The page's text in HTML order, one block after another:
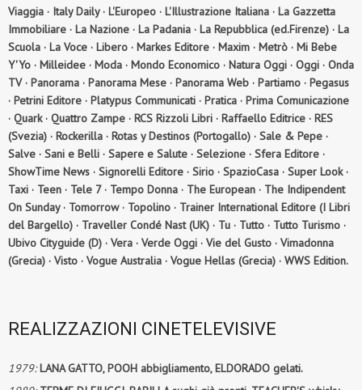
Viaggia · Italy Daily · L'Europeo · L'Illustrazione Italiana · La Gazzetta
Immobiliare · La Nazione · La Padania · La Repubblica (ed.Firenze) · La
Scuola · La Voce · Libero · Markes Editore · Maxim · Metrò · Mi Bebe
Y'Yo · Milleidee · Moda · Mondo Economico · Natura Oggi · Oggi · Onda
TV · Panorama · Panorama Mese · Panorama Web · Partiamo · Pegasus
· Petrini Editore · Platypus Communicati · Pratica · Prima Comunicazione
· Quark · Quattro Zampe · RCS Rizzoli Libri · Raffaello Editrice · RES
(Svezia) · Rockerilla · Rotas y Destinos (Portogallo) · Sale & Pepe ·
Salve · Sani e Belli · Sapere e Salute · Selezione · Sfera Editore ·
ShowTime News · Signorelli Editore · Sirio · SpazioCasa · Super Look ·
Taxi · Teen · Tele 7 · Tempo Donna · The European · The Indipendent
On Sunday · Tomorrow · Topolino · Trainer International Editore (I Libri
del Bargello) · Traveller Condé Nast (UK) · Tu · Tutto · Tutto Turismo ·
Ubivo Cityguide (D) · Vera · Verde Oggi · Vie del Gusto · Vimadonna
(Grecia) · Visto · Vogue Australia · Vogue Hellas (Grecia) · WWS Edition.
REALIZZAZIONI CINETELEVISIVE
1979:LANA GATTO, POOH abbigliamento, ELDORADO gelati.